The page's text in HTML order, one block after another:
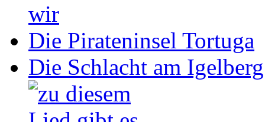
wir
Die Pirateninsel Tortuga
Die Schlacht am Igelberg